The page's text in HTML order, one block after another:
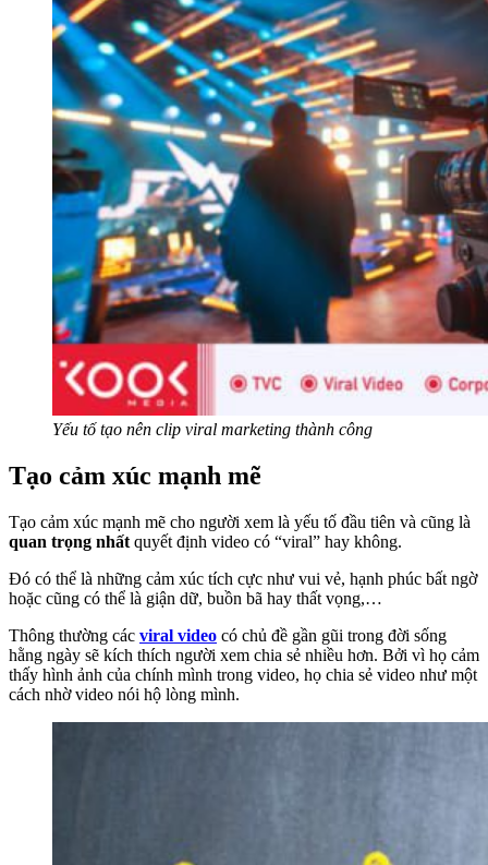
Yếu tố tạo nên clip viral marketing thành công
Tạo cảm xúc mạnh mẽ
Tạo cảm xúc mạnh mẽ cho người xem là yếu tố đầu tiên và cũng là
quan trọng nhất quyết định video có “viral” hay không.
Đó có thể là những cảm xúc tích cực như vui vẻ, hạnh phúc bất ngờ
hoặc cũng có thể là giận dữ, buồn bã hay thất vọng,…
Thông thường các viral video có chủ đề gần gũi trong đời sống
hằng ngày sẽ kích thích người xem chia sẻ nhiều hơn. Bởi vì họ cảm
thấy hình ảnh của chính mình trong video, họ chia sẻ video như một
cách nhờ video nói hộ lòng mình.